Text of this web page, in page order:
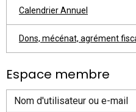
Calendrier Annuel
Dons, mécénat, agrément
Espace membre